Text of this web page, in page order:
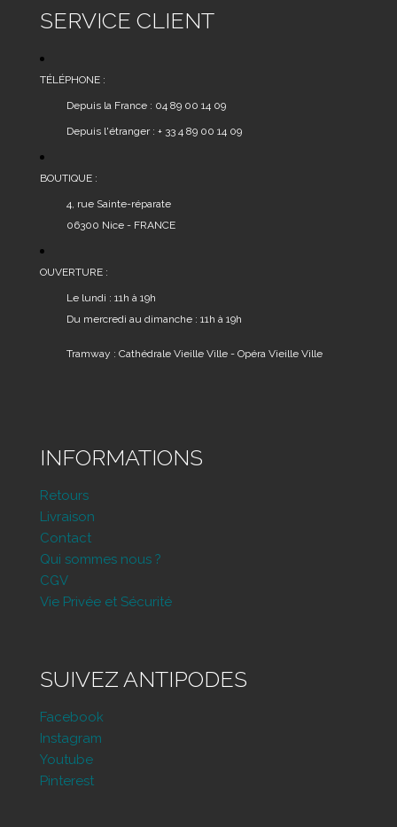
SERVICE CLIENT
TÉLÉPHONE :
Depuis la France : 04 89 00 14 09
Depuis l'étranger : + 33 4 89 00 14 09
BOUTIQUE :
4, rue Sainte-réparate
06300 Nice - FRANCE
OUVERTURE :
Le lundi : 11h à 19h
Du mercredi au dimanche : 11h à 19h
Tramway : Cathédrale Vieille Ville - Opéra Vieille Ville
INFORMATIONS
Retours
Livraison
Contact
Qui sommes nous ?
CGV
Vie Privée et Sécurité
SUIVEZ ANTIPODES
Facebook
Instagram
Youtube
Pinterest